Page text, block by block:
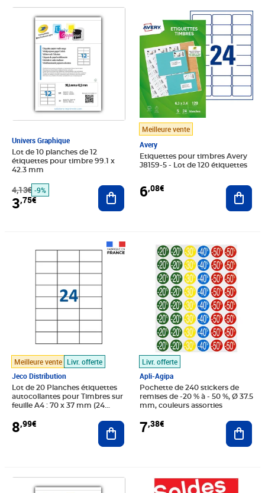
Univers Graphique
Lot de 10 planches de 12
étiquettes pour timbre 99.1 x
42.3 mm
4,13€
Prix barré 4,13€
-9%
3,75€
Prix 3,75€
Ajouter au panier
Meilleure vente
Avery
Etiquettes pour timbres Avery
J8159-5 - Lot de 120 étiquettes
6,08€
Meilleure vente Livr. offerte
Jeco Distribution
Lot de 20 Planches étiquettes
autocollantes pour Timbres sur
feuille A4 : 70 x 37 mm (24
8,99€
Prix 8,99€
Ajouter au panier
Livr. offerte
Apli-Agipa
Pochette de 240 stickers de
remises de -20 % à - 50 %, Ø 37.5
mm, couleurs assorties
7,38€
Prix 7,38€
Prix barré 5,23€
Prix 4,75€ Prix 6,70€